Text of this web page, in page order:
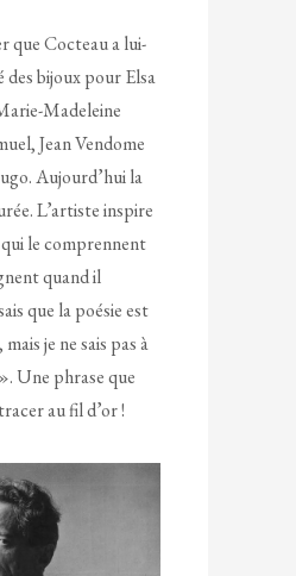
que Cocteau a lui-
des bijoux pour Elsa
Madeleine
Jean Vendome
Aujourd’hui la
L’artiste inspire
le comprennent
quand il
que la poésie est
je ne sais pas à
Une phrase que
au fil d’or !